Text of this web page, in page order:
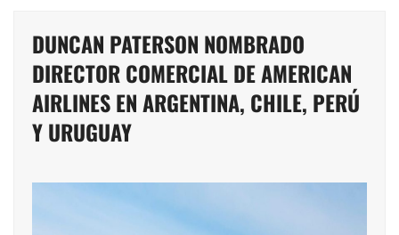
DUNCAN PATERSON NOMBRADO
DIRECTOR COMERCIAL DE AMERICAN
AIRLINES EN ARGENTINA, CHILE, PERÚ
Y URUGUAY